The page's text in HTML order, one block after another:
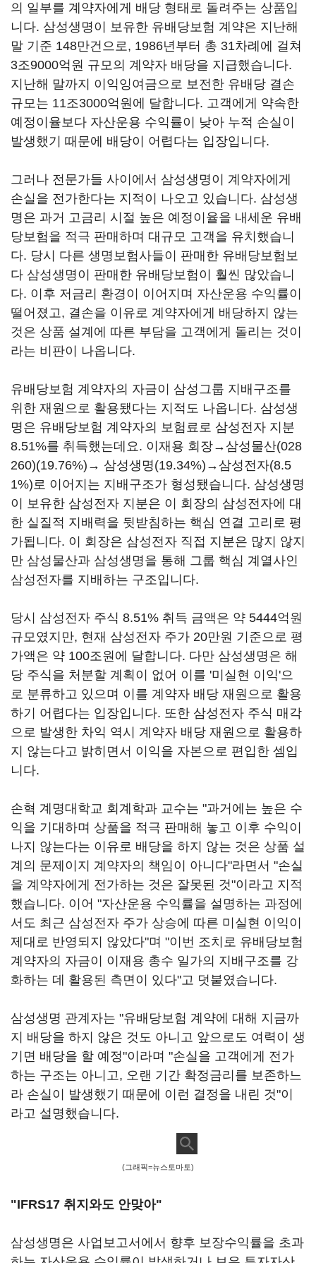
의 일부를 계약자에게 배당 형태로 돌려주는 상품입
니다. 삼성생명이 보유한 유배당보험 계약은 지난해
말 기준 148만건으로, 1986년부터 총 31차례에 걸쳐
3조9000억원 규모의 계약자 배당을 지급했습니다.
지난해 말까지 이익잉여금으로 보전한 유배당 결손
규모는 11조3000억원에 달합니다. 고객에게 약속한
예정이율보다 자산운용 수익률이 낮아 누적 손실이
발생했기 때문에 배당이 어렵다는 입장입니다.
그러나 전문가들 사이에서 삼성생명이 계약자에게
손실을 전가한다는 지적이 나오고 있습니다. 삼성생
명은 과거 고금리 시절 높은 예정이율을 내세운 유배
당보험을 적극 판매하며 대규모 고객을 유치했습니
다. 당시 다른 생명보험사들이 판매한 유배당보험보
다 삼성생명이 판매한 유배당보험이 훨씬 많았습니
다. 이후 저금리 환경이 이어지며 자산운용 수익률이
떨어졌고, 결손을 이유로 계약자에게 배당하지 않는
것은 상품 설계에 따른 부담을 고객에게 돌리는 것이
라는 비판이 나옵니다.
유배당보험 계약자의 자금이 삼성그룹 지배구조를
위한 재원으로 활용됐다는 지적도 나옵니다. 삼성생
명은 유배당보험 계약자의 보험료로 삼성전자 지분
8.51%를 취득했는데요. 이재용 회장→ 삼성물산(028
260)(19.76%)→ 삼성생명(19.34%)→삼성전자(8.5
1%)로 이어지는 지배구조가 형성됐습니다. 삼성생명
이 보유한 삼성전자 지분은 이 회장의 삼성전자에 대
한 실질적 지배력을 뒷받침하는 핵심 연결 고리로 평
가됩니다. 이 회장은 삼성전자 직접 지분은 많지 않지
만 삼성물산과 삼성생명을 통해 그룹 핵심 계열사인
삼성전자를 지배하는 구조입니다.
당시 삼성전자 주식 8.51% 취득 금액은 약 5444억원
규모였지만, 현재 삼성전자 주가 20만원 기준으로 평
가액은 약 100조원에 달합니다. 다만 삼성생명은 해
당 주식을 처분할 계획이 없어 이를 '미실현 이익'으
로 분류하고 있으며 이를 계약자 배당 재원으로 활용
하기 어렵다는 입장입니다. 또한 삼성전자 주식 매각
으로 발생한 차익 역시 계약자 배당 재원으로 활용하
지 않는다고 밝히면서 이익을 자본으로 편입한 셈입
니다.
손혁 계명대학교 회계학과 교수는 "과거에는 높은 수
익을 기대하며 상품을 적극 판매해 놓고 이후 수익이
나지 않는다는 이유로 배당을 하지 않는 것은 상품 설
계의 문제이지 계약자의 책임이 아니다"라면서 "손실
을 계약자에게 전가하는 것은 잘못된 것"이라고 지적
했습니다. 이어 "자산운용 수익률을 설명하는 과정에
서도 최근 삼성전자 주가 상승에 따른 미실현 이익이
제대로 반영되지 않았다"며 "이번 조치로 유배당보험
계약자의 자금이 이재용 총수 일가의 지배구조를 강
화하는 데 활용된 측면이 있다"고 덧붙였습니다.
삼성생명 관계자는 "유배당보험 계약에 대해 지금까
지 배당을 하지 않은 것도 아니고 앞으로도 여력이 생
기면 배당을 할 예정"이라며 "손실을 고객에게 전가
하는 구조는 아니고, 오랜 기간 확정금리를 보존하느
라 손실이 발생했기 때문에 이런 결정을 내린 것"이
라고 설명했습니다.
(그래픽=뉴스토마토)
"IFRS17 취지와도 안맞아"
삼성생명은 사업보고서에서 향후 보장수익률을 초과